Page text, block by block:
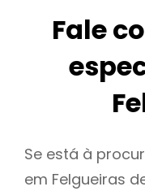
Fale
Se está à
em Felgueiras